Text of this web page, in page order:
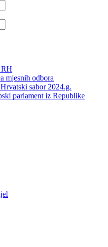
RH
mjesnih odbora
sabor 2024.g.
parlament iz Republike